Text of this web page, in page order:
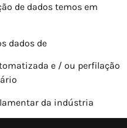
de dados temos em
dados de
e / ou perfilação
da indústria